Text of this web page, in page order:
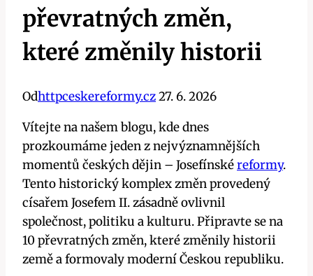
převratných změn,
které změnily historii
Odhttpceskereformy.cz27. 6. 2026
Vítejte na našem blogu, kde dnes
prozkoumáme jeden z nejvýznamnějších
momentů českých dějin – Josefínskéreformy.
Tento historický komplex změn provedený
císařem Josefem II. zásadně ovlivnil
společnost, politiku a kulturu. Připravte se na
10 převratných změn, které změnily historii
země a formovaly moderní Českou republiku.